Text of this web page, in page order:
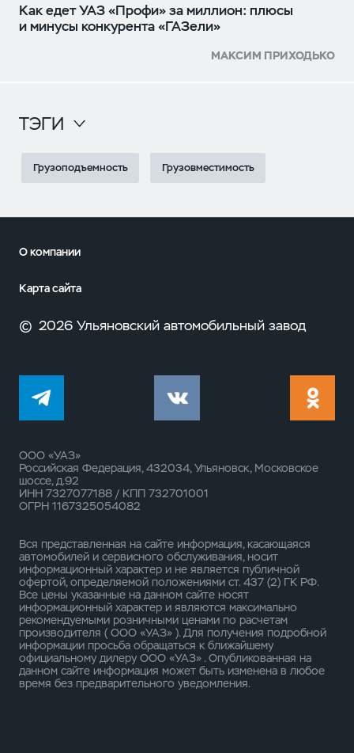
Как едет УАЗ «Профи» за миллион: плюсы
и минусы конкурента «ГАЗели»
МАКСИМ ПРИХОДЬКО
ТЭГИ
Грузоподъемность Грузовместимость
О компании
Карта сайта
© 2026 Ульяновский автомобильный завод
ООО «УАЗ»
Российская Федерация, 432034, Ульяновск, Московское
шоссе, д.92
ИНН 7327077188 / КПП 732701001
ОГРН 1167325054082
Вся представленная на сайте информация, касающаяся
автомобилей и сервисного обслуживания, носит
информационный характер и не является публичной
офертой, определяемой положениями ст. 437 (2) ГК РФ.
Все цены указанные на данном сайте носят
информационный характер и являются максимально
рекомендуемыми розничными ценами по расчетам
производителя ( ООО «УАЗ» ). Для получения подробной
информации просьба обращаться к ближайшему
официальному дилеру ООО «УАЗ» . Опубликованная на
данном сайте информация может быть изменена в любое
время без предварительного уведомления.